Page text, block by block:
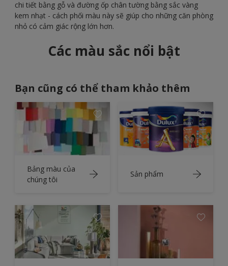
chi tiết bằng gỗ và đường ốp chân tường bằng sắc vàng
kem nhạt - cách phối màu này sẽ giúp cho những căn phòng
nhỏ có cảm giác rộng lớn hơn.
Các màu sắc nổi bật
Bạn cũng có thể tham khảo thêm
Bảng màu của
chúng tôi
Sản phẩm